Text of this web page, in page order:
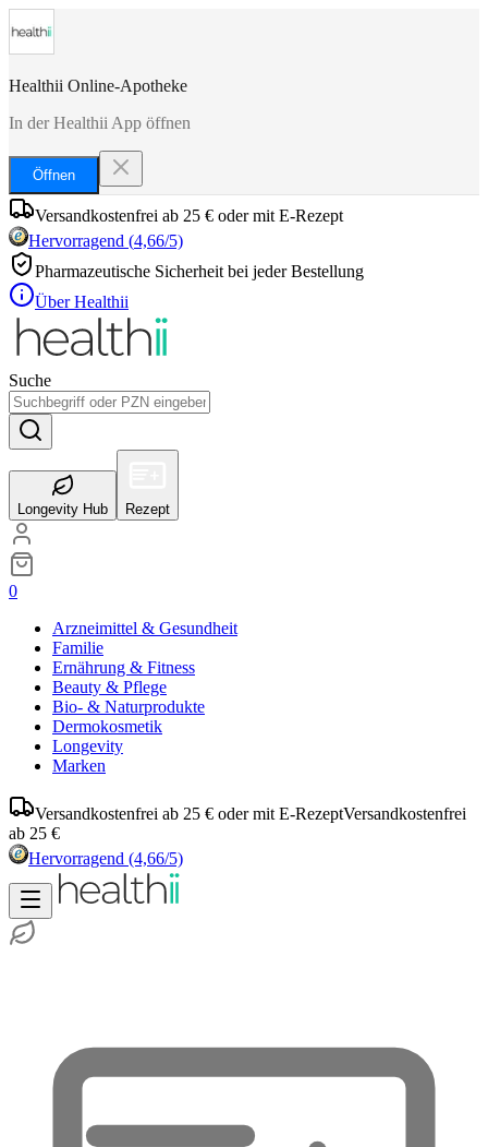
Healthii Online-Apotheke
In der Healthii App öffnen
Öffnen
Versandkostenfrei ab 25 € oder mit E-Rezept
Hervorragend (4,66/5)
Pharmazeutische Sicherheit bei jeder Bestellung
Über Healthii
Suche
Longevity Hub Rezept
0
Arzneimittel & Gesundheit
Familie
Ernährung & Fitness
Beauty & Pflege
Bio- & Naturprodukte
Dermokosmetik
Longevity
Marken
Versandkostenfrei ab 25 € oder mit E-RezeptVersandkostenfrei
ab 25 €
Hervorragend (4,66/5)